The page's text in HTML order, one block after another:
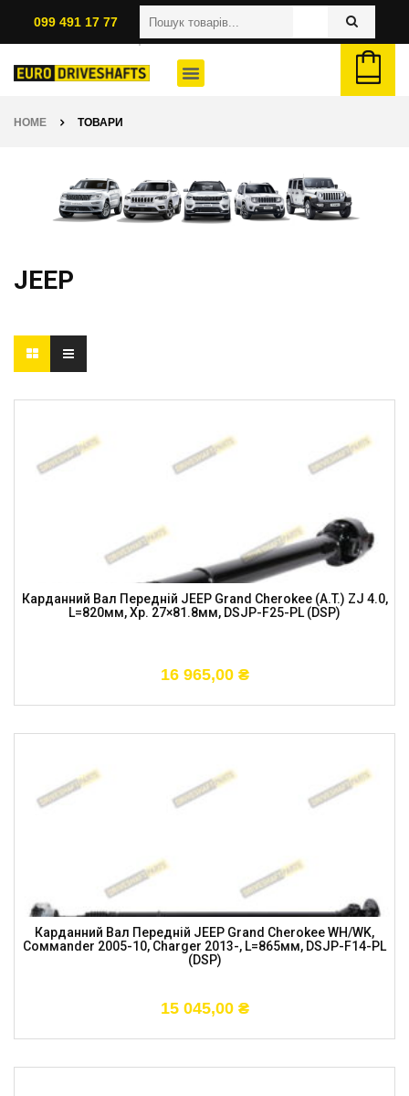
099 491 17 77
HOME ТОВАРИ
JEEP
Карданний Вал Передній JEEP Grand Cherokee (A.T.) ZJ 4.0,
L=820мм, Хр. 27×81.8мм, DSJP-F25-PL (DSP)
16 965,00 ₴
Карданний Вал Передній JEEP Grand Cherokee WH/WK,
Coммander 2005-10, Charger 2013-, L=865мм, DSJP-F14-PL
(DSP)
15 045,00 ₴